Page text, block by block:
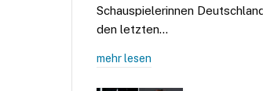
Schauspielerinnen
den letzten…
mehr lesen